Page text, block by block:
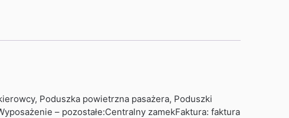
Poduszka powietrzna pasażera, Poduszki
– pozostałe:Centralny zamekFaktura: faktura